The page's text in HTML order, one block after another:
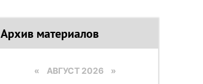
Архив материалов
« АВГУСТ 2026 »